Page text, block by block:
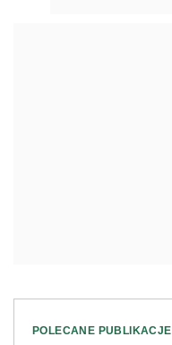
POLECANE PUBLIKACJE